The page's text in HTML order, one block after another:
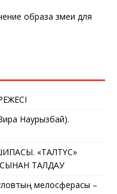
образа змеи для
Наурызбай).
«ТАЛТҮС»
ТАЛДАУ
мелосферасы –